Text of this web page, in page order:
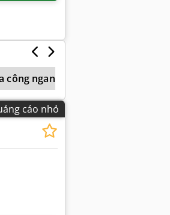
công ngang dạng băng chuyền (gỗ)
cáo nhỏ